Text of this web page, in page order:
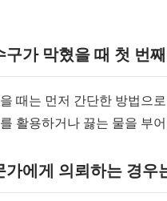
구가 막혔을 때 첫 번
때는 먼저 간단한 방법으
활용하거나 끓는 물을 부
가에게 의뢰하는 경우